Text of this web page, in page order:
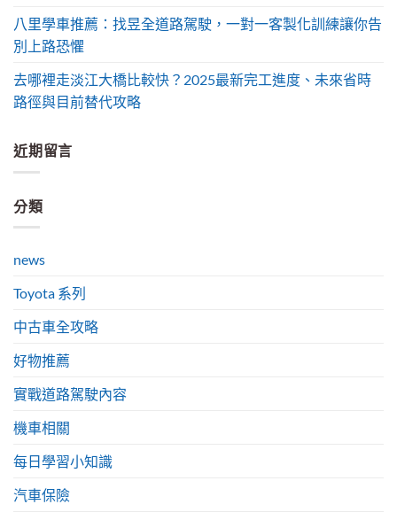
八里學車推薦：找昱全道路駕駛，一對一客製化訓練讓你告
別上路恐懼
去哪裡走淡江大橋比較快？2025最新完工進度、未來省時
路徑與目前替代攻略
近期留言
分類
news
Toyota 系列
中古車全攻略
好物推薦
實戰道路駕駛內容
機車相關
每日學習小知識
汽車保險